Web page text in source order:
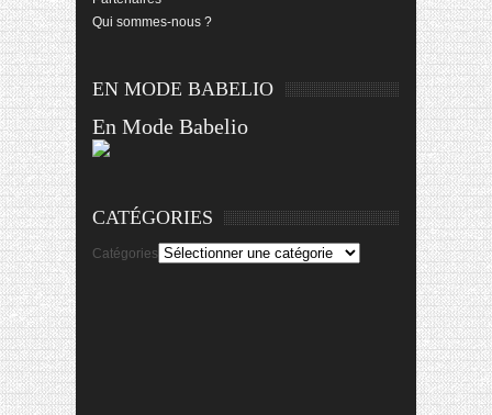
Qui sommes-nous ?
EN MODE BABELIO
En Mode Babelio
CATÉGORIES
Catégories